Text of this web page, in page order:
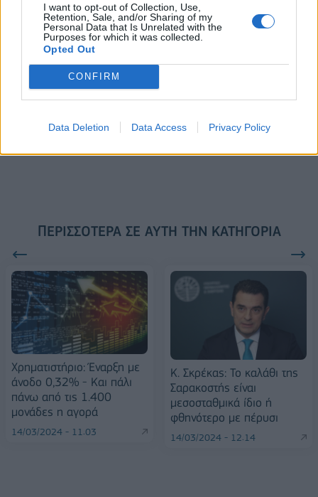
I want to opt-out of Collection, Use,
Retention, Sale, and/or Sharing of my
Personal Data that Is Unrelated with the
Purposes for which it was collected.
Opted Out
CONFIRM
Data Deletion Data Access Privacy Policy
αναδιάρθρωσης
Αρχαίο Θέατρο Επιδαύρου
άνοιξε τις πύλες του σε όλους
ESG Report 2025: Πώς η ΑΒ Βασιλόπουλος μετατρέπει τη
βιωσιμότητα σε καθημερινή πράξη
ΠΕΡΙΣΣΌΤΕΡΑ ΣΕ ΑΥΤΉ ΤΗΝ ΚΑΤΗΓΟΡΊΑ
Χρηματιστήριο: Έναρξη με
άνοδο 0,32% - Και πάλι
πάνω από τις 1.400
μονάδες η αγορά
14/03/2024 - 11:03
Κ. Σκρέκας: Το καλάθι της
Σαρακοστής είναι
μεσοσταθμικά ίδιο ή
φθηνότερο με πέρυσι
14/03/2024 - 12:14